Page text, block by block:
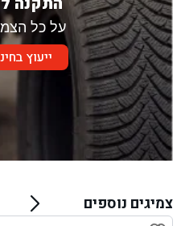
על כל
ייעוץ
צמיגים נוספים